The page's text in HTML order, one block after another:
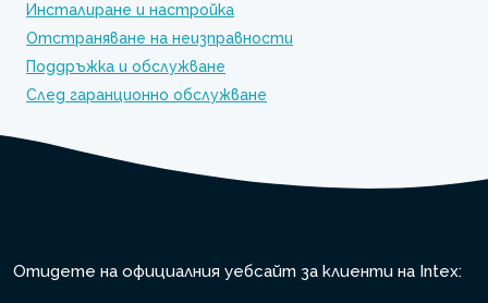
Инсталиране и настройка
Отстраняване на неизправности
Поддръжка и обслужване
След гаранционно обслужване
Отидете на официалния уебсайт за клиенти на Intex: